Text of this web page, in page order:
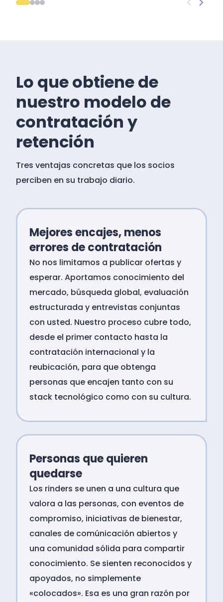
Lo que obtiene de
nuestro modelo de
contratación y
retención
Tres ventajas concretas que los socios
perciben en su trabajo diario.
Mejores encajes, menos
errores de contratación
No nos limitamos a publicar ofertas y
esperar. Aportamos conocimiento del
mercado, búsqueda global, evaluación
estructurada y entrevistas conjuntas
con usted. Nuestro proceso cubre todo,
desde el primer contacto hasta la
contratación internacional y la
reubicación, para que obtenga
personas que encajen tanto con su
stack tecnológico como con su cultura.
Personas que quieren
quedarse
Los rinders se unen a una cultura que
valora a las personas, con eventos de
compromiso, iniciativas de bienestar,
canales de comúnicación abiertos y
una comunidad sólida para compartir
conocimiento. Se sienten reconocidos y
apoyados, no simplemente
«colocados». Esa es una gran razón por